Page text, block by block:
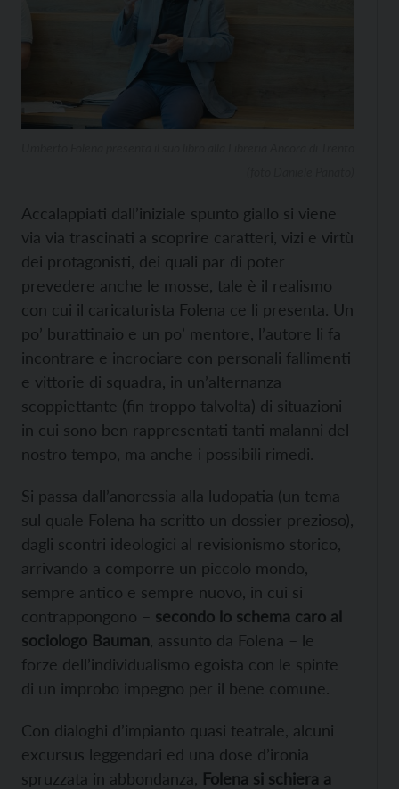
Accalappiati dall’iniziale spunto giallo si viene
via via trascinati a scoprire caratteri, vizi e virtù
dei protagonisti, dei quali par di poter
prevedere anche le mosse, tale è il realismo
con cui il caricaturista Folena ce li presenta. Un
po’ burattinaio e un po’ mentore, l’autore li fa
incontrare e incrociare con personali fallimenti
e vittorie di squadra, in un’alternanza
scoppiettante (fin troppo talvolta) di situazioni
in cui sono ben rappresentati tanti malanni del
nostro tempo, ma anche i possibili rimedi.
Si passa dall’anoressia alla ludopatia (un tema
sul quale Folena ha scritto un dossier prezioso),
dagli scontri ideologici al revisionismo storico,
arrivando a comporre un piccolo mondo,
sempre antico e sempre nuovo, in cui si
contrappongono – secondo lo schema caro al
sociologo Bauman , assunto da Folena – le
forze dell’individualismo egoista con le spinte
di un improbo impegno per il bene comune.
Con dialoghi d’impianto quasi teatrale, alcuni
excursus leggendari ed una dose d’ironia
spruzzata in abbondanza, Folena si schiera a